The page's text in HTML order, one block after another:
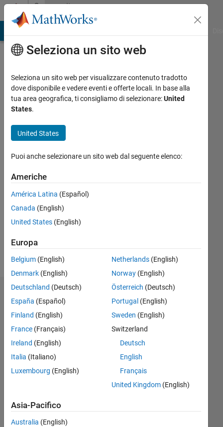
Vai al contenutoCommunity
Profile
Iosif
seen:
oltre 3
Attivo
Followers:
Following:
Follow
Statistica
M…
CONTRIBUTI L
-2
-1 3
4
Seleziona un sito web
Seleziona un sito web per visualizzare contenuto tradotto
dove disponibile e vedere eventi e offerte locali. In base alla
tua area geografica, ti consigliamo di selezionare:United
States.
United States
Puoi anche selezionare un sito web dal seguente elenco:
Americhe
América Latina (Español)
Canada (English)
United States (English)
Europa
Belgium (English)
Denmark (English)
Deutschland (Deutsch)
España (Español)
Finland (English)
France (Français)
Ireland (English)
Italia (Italiano)
Luxembourg (English)
Netherlands(English)
Norway(English)
Österreich (Deutsch)
Portugal (English)
Sweden (English)
Switzerland
Deutsch
English
Français
United Kingdom(English)
Asia-Pacifico
Australia (English)